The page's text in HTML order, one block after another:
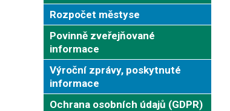
Rozpočet městyse
Povinně zveřejňované
informace
Výroční zprávy, poskytnuté
informace
Ochrana osobních údajů (GDPR)